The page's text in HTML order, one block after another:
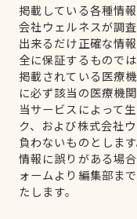
掲載している各種情
会社ウェルネスが調
出来るだけ正確な情
全に保証するものでは
掲載されている医療
に必ず該当の医療機
当サービスによって
ク、および株式会社
負わないものとします
情報に誤りがある場
ォームより編集部ま
たします。